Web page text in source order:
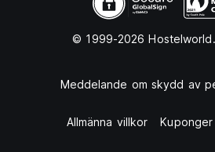
© 1999-2026
Meddelande om skydd av
Allmänna villkor Kuponger